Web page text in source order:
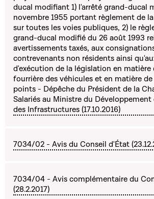
ducal modifiant 1) l'arrêté grand-ducal
novembre 1955 portant règlement de
sur toutes les voies publiques, 2) le
grand-ducal modifié du 26 août 1993
avertissements taxés, aux
contrevenants non résidents ainsi
d'exécution de la législation en matière
fourrière des véhicules et en matière
points - Dépêche du Président de la
Salariés au Ministre du
des Infrastructures (17.10.2016)
7034/02 - Avis du Conseil d'État
7034/04 - Avis complémentaire du
(28.2.2017)